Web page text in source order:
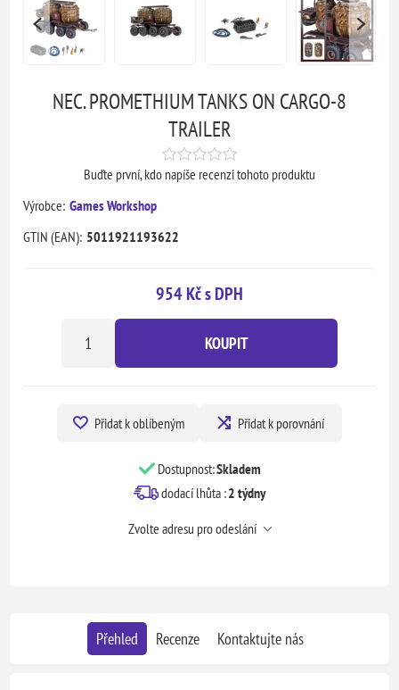
NEC. PROMETHIUM TANKS ON CARGO-8
TRAILER
Buďte první, kdo napíše recenzi tohoto produktu
Výrobce: Games Workshop
GTIN (EAN): 5011921193622
954 Kč s DPH
KOUPIT
Přidat k oblíbeným Přidat k porovnání
Dostupnost:Skladem
dodací lhůta :2 týdny
Zvolte adresu pro odeslání
Přehled Recenze Kontaktujte nás